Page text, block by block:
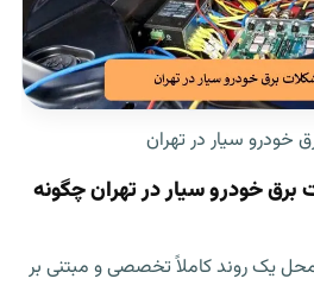
خودرو سیار در تهران
خودرو سیار در تهران چگونه
محل یک روند کاملاً تخصصی و مبتنی بر